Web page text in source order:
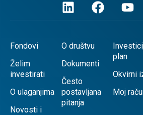
Fondovi
Želim
investirati
O ulaganjima
Novosti i
O društvu
Dokumenti
Često
postavljana
pitanja
plan
Okvirni
Moj